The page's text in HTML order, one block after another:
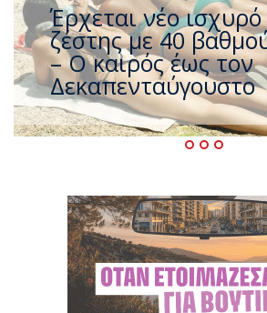
Άφαντος ο
που η χώρα